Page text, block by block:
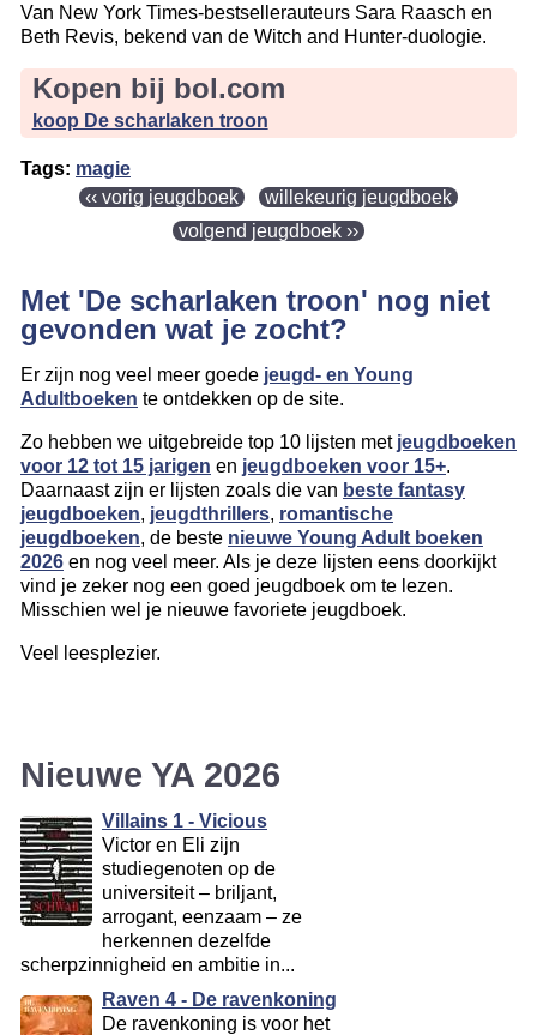
Van New York Times-bestsellerauteurs Sara Raasch en
Beth Revis, bekend van de Witch and Hunter-duologie.
Kopen bij bol.com
koop De scharlaken troon
Tags: magie
‹‹ vorig jeugdboek
willekeurig jeugdboek
volgend jeugdboek ››
Met 'De scharlaken troon' nog niet
gevonden wat je zocht?
Er zijn nog veel meer goede jeugd- en Young
Adultboeken te ontdekken op de site.
Zo hebben we uitgebreide top 10 lijsten met jeugdboeken
voor 12 tot 15 jarigen en jeugdboeken voor 15+.
Daarnaast zijn er lijsten zoals die van beste fantasy
jeugdboeken, jeugdthrillers, romantische
jeugdboeken, de beste nieuwe Young Adult boeken
2026 en nog veel meer. Als je deze lijsten eens doorkijkt
vind je zeker nog een goed jeugdboek om te lezen.
Misschien wel je nieuwe favoriete jeugdboek.
Veel leesplezier.
Nieuwe YA 2026
Villains 1 - Vicious
Victor en Eli zijn
studiegenoten op de
universiteit – briljant,
arrogant, eenzaam – ze
herkennen dezelfde
scherpzinnigheid en ambitie in...
Raven 4 - De ravenkoning
De ravenkoning is voor het